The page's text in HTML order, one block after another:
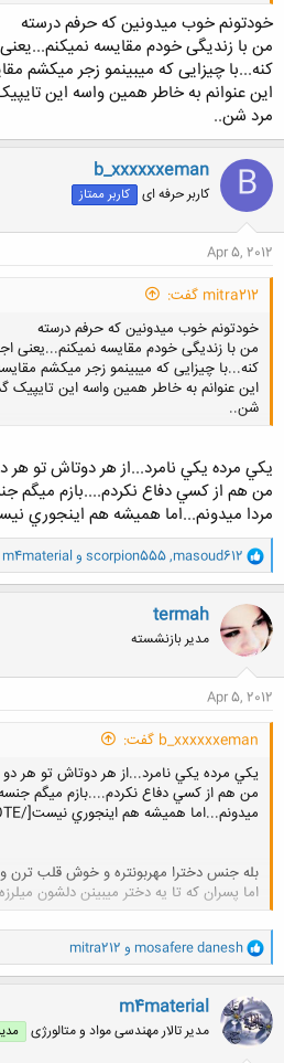
کلیک کنید تا
خودتونم خوب میدونین که حرفم درسته
من با زندیگی خودم مقایسه
کنه...با چیزایی که میبینمو زجر میکشم
این عنوانم به خاطر همین واسه این
مرد شن..
B
b_xxxxxxeman
کاربر حرفه ای کاربر ممتاز
Apr 5, 2012
mitra212 گفت:
خودتونم خوب میدونین که حرفم درسته
من با زندیگی خودم مقایسه نمیکنم...یعنی
کنه...با چیزایی که میبینمو زجر میکشم
این عنوانم به خاطر همین واسه این تایپیک
شن..
کلیک کنید تا
يكي مرده يكي نامرد...از هر دوتاش تو
من هم از كسي دفاع نكردم....بازم ميگم
مردا ميدونم...اما هميشه هم اينجوري
و
ا
ک
ن
ش
ه
ا
masoud612
,
scorpion555 و m4material
termah
مدیر بازنشسته
Apr 5, 2012
b_xxxxxxeman گفت:
يكي مرده يكي نامرد...از هر دوتاش تو هر
من هم از كسي دفاع نكردم....بازم ميگم جنسه
ميدونم...اما هميشه هم اينجوري نيست[/QUOTE
بله جنس دخترا مهربونتره و خوش قلب ترن و
اما پسران که تا یه دختر میبینن دلشون
و
ا
ک
ن
ش
ه
ا
mosafere danesh و mitra212
m4material
مدیر تالار مهندسی مواد و متالورژی